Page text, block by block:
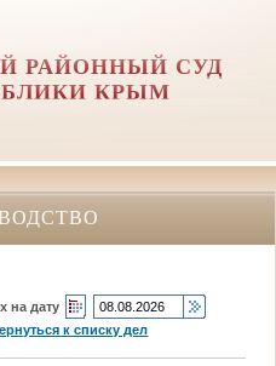
РАЙОННЫЙ СУД
КРЫМ
на дату
к списку дел